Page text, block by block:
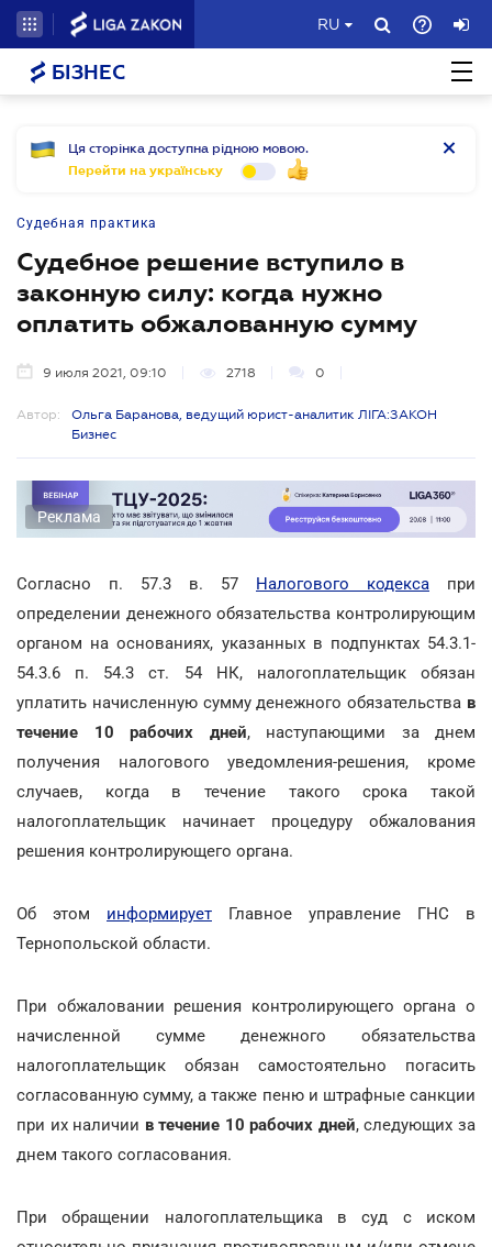
RU
БІЗНЕС
Ця сторінка доступна рідною мовою.
Перейти на українську
Судебная практика
Судебное решение вступило в
законную силу: когда нужно
оплатить обжалованную сумму
9 июля 2021, 09:10 2718 0
Автор:
Ольга Баранова, ведущий юрист-аналитик ЛІГА:ЗАКОН
Бизнес
Реклама
Согласно п. 57.3 в. 57 Налогового кодекса при
определении денежного обязательства контролирующим
органом на основаниях, указанных в подпунктах 54.3.1-
54.3.6 п. 54.3 ст. 54 НК, налогоплательщик обязан
уплатить начисленную сумму денежного обязательства в
течение 10 рабочих дней, наступающими за днем
получения налогового уведомления-решения, кроме
случаев, когда в течение такого срока такой
налогоплательщик начинает процедуру обжалования
решения контролирующего органа.
Об этом информирует Главное управление ГНС в
Тернопольской области.
При обжаловании решения контролирующего органа о
начисленной сумме денежного обязательства
налогоплательщик обязан самостоятельно погасить
согласованную сумму, а также пеню и штрафные санкции
при их наличии в течение 10 рабочих дней, следующих за
днем такого согласования.
При обращении налогоплательщика в суд с иском